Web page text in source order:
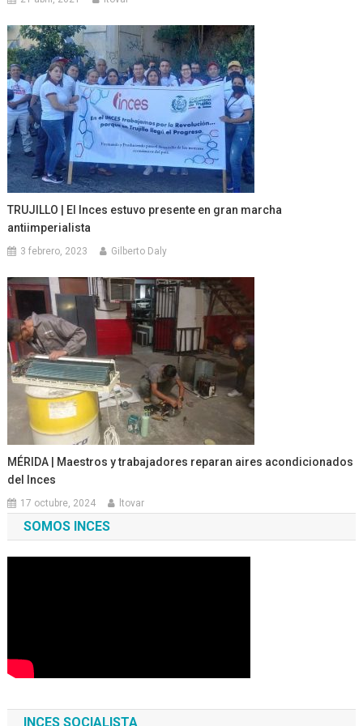
TRUJILLO | El Inces estuvo presente en gran marcha
antiimperialista
3 febrero, 2023 Gilberto Daly
MÉRIDA | Maestros y trabajadores reparan aires acondicionados
del Inces
17 octubre, 2024 ltovar
SOMOS INCES
INCES SOCIALISTA